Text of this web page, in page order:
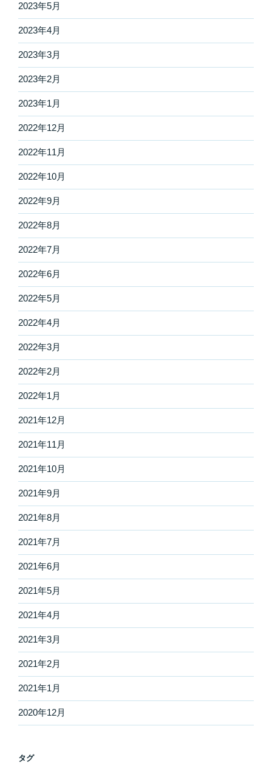
2023年5月
2023年4月
2023年3月
2023年2月
2023年1月
2022年12月
2022年11月
2022年10月
2022年9月
2022年8月
2022年7月
2022年6月
2022年5月
2022年4月
2022年3月
2022年2月
2022年1月
2021年12月
2021年11月
2021年10月
2021年9月
2021年8月
2021年7月
2021年6月
2021年5月
2021年4月
2021年3月
2021年2月
2021年1月
2020年12月
タグ